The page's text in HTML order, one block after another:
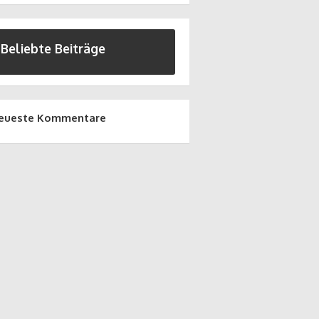
Beliebte Beiträge
Kommentare